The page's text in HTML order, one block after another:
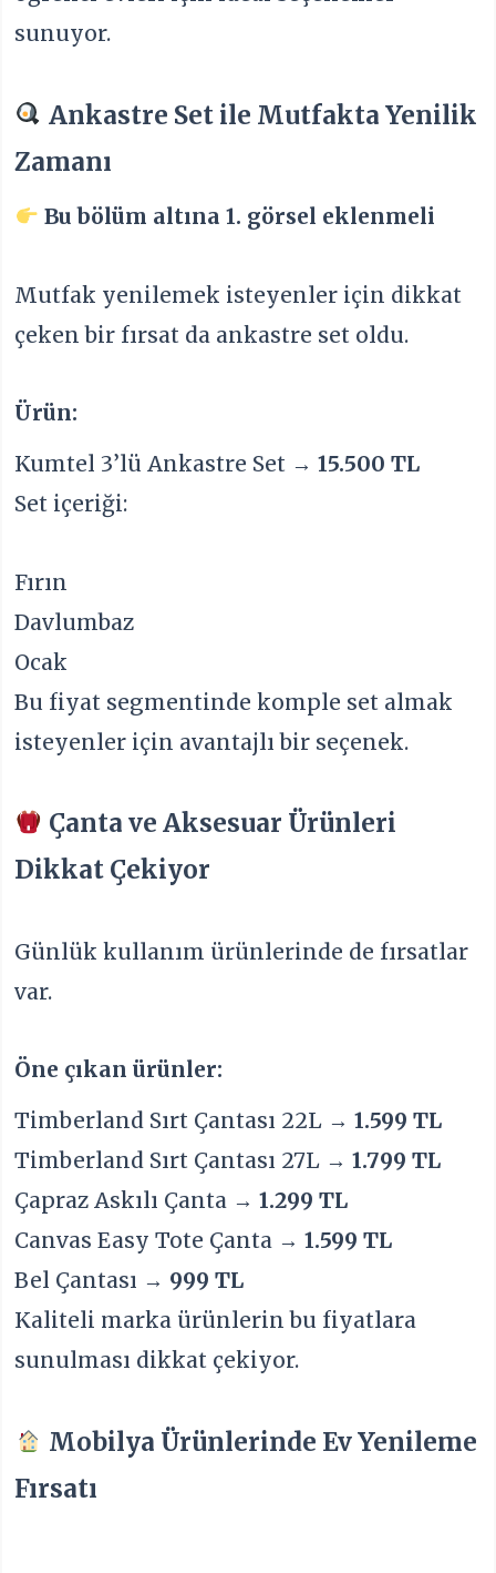
sunuyor.
Ankastre Set ile Mutfakta Yenilik
Zamanı
Bu bölüm altına 1. görsel eklenmeli
Mutfak yenilemek isteyenler için dikkat
çeken bir fırsat da ankastre set oldu.
Ürün:
Kumtel 3’lü Ankastre Set →15.500 TL
Set içeriği:
Fırın
Davlumbaz
Ocak
Bu fiyat segmentinde komple set almak
isteyenler için avantajlı bir seçenek.
Çanta ve Aksesuar Ürünleri
Dikkat Çekiyor
Günlük kullanım ürünlerinde de fırsatlar
var.
Öne çıkan ürünler:
Timberland Sırt Çantası 22L →1.599 TL
Timberland Sırt Çantası 27L →1.799 TL
Çapraz Askılı Çanta →1.299 TL
Canvas Easy Tote Çanta →1.599 TL
Bel Çantası → 999 TL
Kaliteli marka ürünlerin bu fiyatlara
sunulması dikkat çekiyor.
Mobilya Ürünlerinde Ev Yenileme
Fırsatı